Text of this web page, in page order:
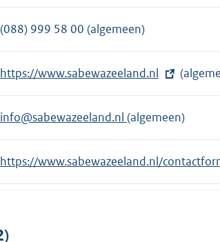
(088) 999 58 00 (algemeen)
E
x
t
n
e
https://www.sabewazeeland.nl
info@sabewazeeland.nl (algemeen)
E
x
r
https://www.sabewazeeland.nl/